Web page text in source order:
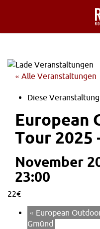
« Alle Veranstaltungen
Diese
European
Tour 2025
November
23:00
22€
« European
Gmünd